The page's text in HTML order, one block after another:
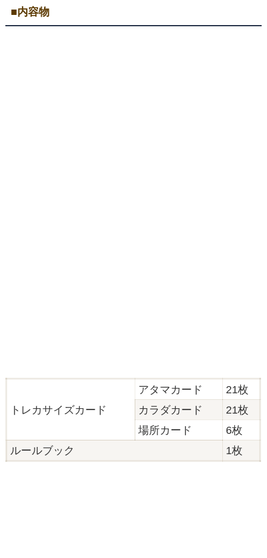
■内容物
トレカサイズカード
アタマカード
21枚
カラダカード
21枚
場所カード
6枚
ルールブック
1枚